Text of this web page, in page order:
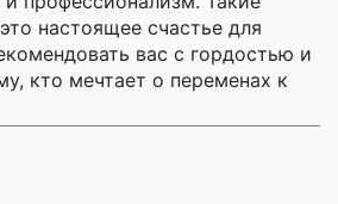
настоящее счастье для
вас с гордостью и
кто мечтает о переменах к